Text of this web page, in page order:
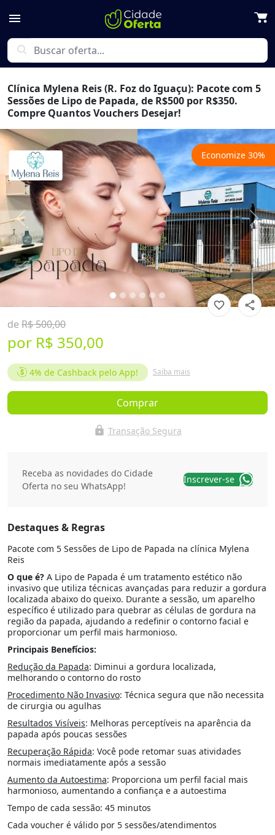
menu
search
Clínica Mylena Reis (R. Foz do Iguaçu): Pacote com 5
Sessões de Lipo de Papada, de R$500 por R$350.
Compre Quantos Vouchers Desejar!
favorite_border share
Economize 30%
Previous Next
de R$ 500,00
por R$ 350,00
4% de Cashback pelo App! Saiba mais
Comprar
lock Transação Segura
Receba as novidades do Cidade
Oferta no seu WhatsApp!
Inscrever-se
Destaques & Regras
Pacote com 5 Sessões de Lipo de Papada na clínica Mylena
Reis
O que é? A Lipo de Papada é um tratamento estético não
invasivo que utiliza técnicas avançadas para reduzir a gordura
localizada abaixo do queixo. Durante a sessão, um aparelho
específico é utilizado para quebrar as células de gordura na
região da papada, ajudando a redefinir o contorno facial e
proporcionar um perfil mais harmonioso.
Principais Benefícios:
Redução da Papada: Diminui a gordura localizada,
melhorando o contorno do rosto
Procedimento Não Invasivo: Técnica segura que não necessita
de cirurgia ou agulhas
Resultados Visíveis: Melhoras perceptíveis na aparência da
papada após poucas sessões
Recuperação Rápida: Você pode retomar suas atividades
normais imediatamente após a sessão
Aumento da Autoestima: Proporciona um perfil facial mais
harmonioso, aumentando a confiança e a autoestima
Tempo de cada sessão: 45 minutos
Cada voucher é válido por 5 sessões/atendimentos